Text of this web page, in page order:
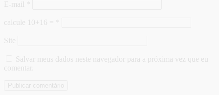
E-mail
calcule 10+16 =
Site
Salvar meus dados neste navegador para a próxima vez que eu
comentar.